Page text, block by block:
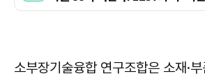
소부장기술융합 연구조합은 소재·부